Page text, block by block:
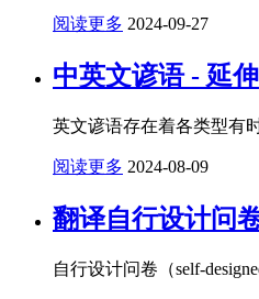
阅读更多 2024-09-27
中英文谚语 - 延伸
英文谚语存在着各类型有
阅读更多 2024-08-09
翻译自行设计问
自行设计问卷（self-